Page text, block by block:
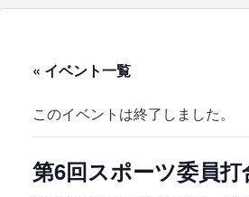
« イベント一覧
このイベントは終了しました。
第6回スポーツ委員打